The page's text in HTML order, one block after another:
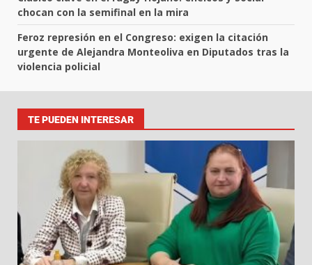
chocan con la semifinal en la mira
Feroz represión en el Congreso: exigen la citación
urgente de Alejandra Monteoliva en Diputados tras la
violencia policial
TE PUEDEN INTERESAR